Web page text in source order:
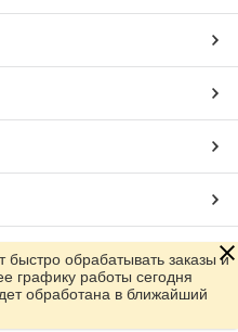
Prom.uaобрабатывать заказы и
графику работы сегодня
обработана в ближайший